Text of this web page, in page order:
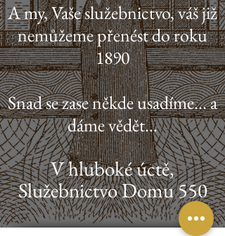
A my, Vaše služebnictvo, váš již
nemůžeme přenést do roku
1890
Snad se zase někde usadíme... a
dáme vědět...
V hluboké úctě,
Služebnictvo Domu 550